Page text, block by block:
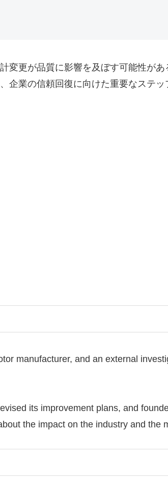
変更が品質に影響を及ぼす可能性が
業の信頼回復に向けた重要なステ
manufacturer, and an external
its improvement plans, and
the impact on the industry and the